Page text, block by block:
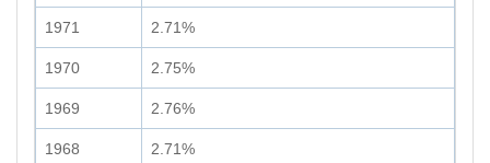
1971 2.71%
1970 2.75%
1969 2.76%
1968 2.71%